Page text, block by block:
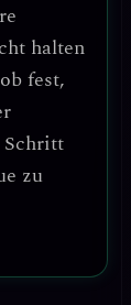
halten
fest,
Schritt
zu